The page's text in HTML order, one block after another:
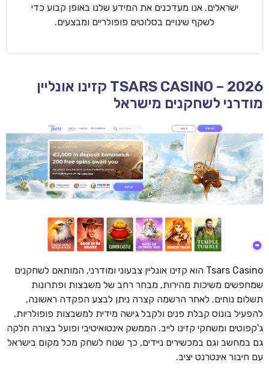
ישראלים. אנו מעדכנים את המידע שלנו באופן קבוע כדי
לשקף שינויים בסלוטים פופולריים ומבצעים.
TSARS CASINO – 2026 קזינו אונליין
מודרני לשחקנים מישראל
Tsars Casino הוא קזינו אונליין צבעוני ומודרני, המותאם לשחקנים
שמחפשים משיכות מהירות, מבחר רחב של משבצות ופתרונות
תשלום נוחים. לאחר הרשמה קצרה ניתן לבצע הפקדה ראשונה,
להפעיל בונוס קבלת פנים ולקבל גישה מידית למשבצות פופולריות,
ג'קפוטים ומשחקי קזינו לייב. הממשק אינטואיטיבי ופועל בצורה חלקה
גם במחשב וגם במכשירים ניידים, כך שנוח לשחק מכל מקום בישראל
עם חיבור אינטרנט יציב.